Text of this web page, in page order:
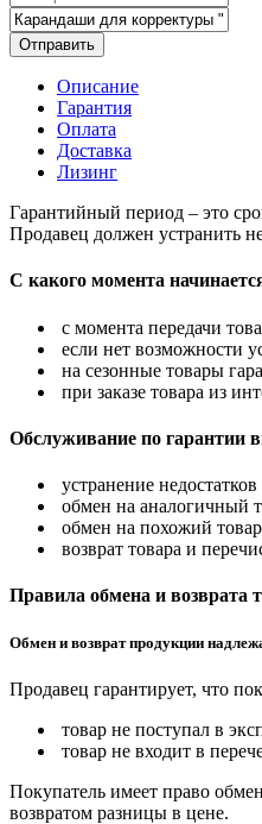
Отправить
Описание
Гарантия
Оплата
Доставка
Лизинг
Гарантийный период – это
Продавец должен устранить
С какого момента
с момента передачи
если нет возможности
на сезонные товары
при заказе товара из
Обслуживание по гарантии
устранение
обмен на аналогичный
обмен на похожий
возврат товара и
Правила обмена и возврата
Обмен и возврат продукции
Продавец гарантирует, что
товар не поступал в
товар не входит в
Покупатель имеет право
возвратом разницы в цене.